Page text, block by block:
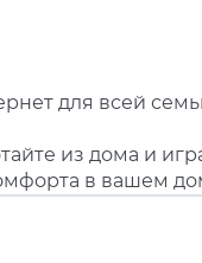
для всей
из дома и
в вашем